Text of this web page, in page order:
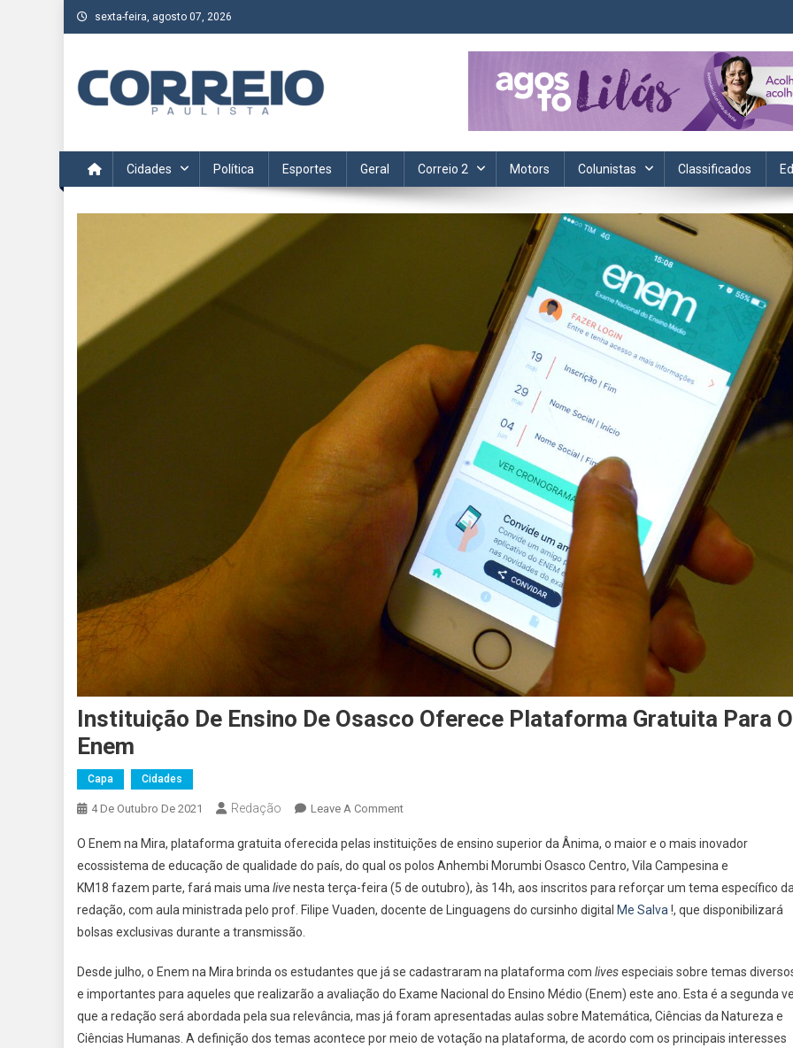
Skip
to
sexta-feira, agosto 07, 2026
Acompanhe as últimas notícias da região no Correio Paulista. Informação, política, saúde, economia, esportes e cotidiano.
Cidades Política Esportes Geral Correio 2 Motors Colunistas Classificados
Instituição De Ensino De Osasco Oferece Plataforma Gratuita Para O
Enem
Capa Cidades
4 De Outubro De 2021 Redação Leave A CommentOn
De
Ensino
De
Osasco
Gratuita
Para
O
Enem
O Enem na Mira, plataforma gratuita oferecida pelas instituições de ensino superior da Ânima, o maior e o mais inovador
ecossistema de educação de qualidade do país, do qual os polos Anhembi Morumbi Osasco Centro, Vila Campesina e
KM18 fazem parte, fará mais uma livenesta terça-feira (5 de outubro), às 14h, aos inscritos para reforçar um tema específico da
redação, com aula ministrada pelo prof. Filipe Vuaden, docente de Linguagens do cursinho digital Me Salva !, que disponibilizará
bolsas exclusivas durante a transmissão.
Desde julho, o Enem na Mira brinda os estudantes que já se cadastraram na plataforma com livesespeciais sobre temas
e importantes para aqueles que realizarão a avaliação do Exame Nacional do Ensino Médio (Enem) este ano. Esta é a segunda
que a redação será abordada pela sua relevância, mas já foram apresentadas aulas sobre Matemática, Ciências da Natureza e
Ciências Humanas. A definição dos temas acontece por meio de votação na plataforma, de acordo com os principais interesses